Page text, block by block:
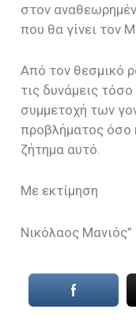
στον
που θα γίνει τον
Από τον θεσμικό
τις δυνάμεις
συμμετοχή των
προβλήματος όσο
ζήτημα αυτό.
Με εκτίμηση
Νικόλαος Μανιός”